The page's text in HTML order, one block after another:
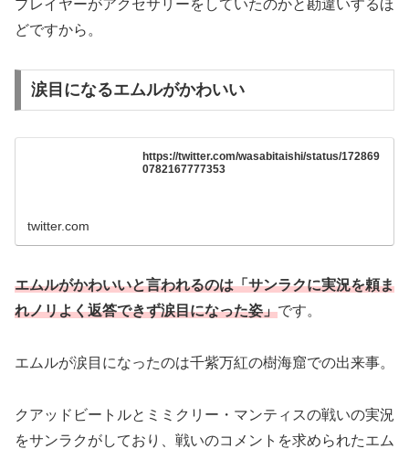
プレイヤーがアクセサリーをしていたのかと勘違いするほ
どですから。
涙目になるエムルがかわいい
https://twitter.com/wasabitaishi/status/172869
0782167777353
twitter.com
エムルがかわいいと言われるのは「サンラクに実況を頼ま
れノリよく返答できず涙目になった姿」です。
エムルが涙目になったのは千紫万紅の樹海窟での出来事。
クアッドビートルとミミクリー・マンティスの戦いの実況
をサンラクがしており、戦いのコメントを求められたエム